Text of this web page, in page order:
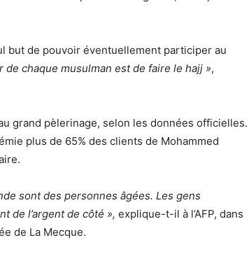
but de pouvoir éventuellement participer au
de chaque musulman est de faire le hajj »,
grand pèlerinage, selon les données officielles.
plus de 65% des clients de Mohammed
sont des personnes âgées. Les gens
de l’argent de côté », explique-t-il à l’AFP, dans
de La Mecque.